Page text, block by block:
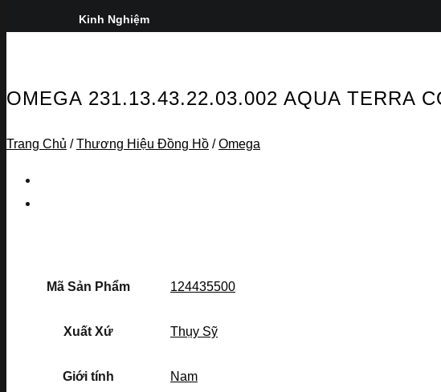
Kinh Nghiệm
OMEGA 231.13.43.22.03.002 AQUA TERRA
Trang Chủ / Thương Hiệu Đồng Hồ / Omega
Mã Sản Phẩm 124435500
Xuất Xứ Thụy Sỹ
Giới tính Nam